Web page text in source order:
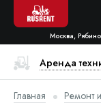
Москва,
Аренда
Главная Ремонт